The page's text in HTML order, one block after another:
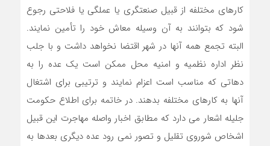
کارهای مختلفه از قبیل صنعتگری یا عملگی یا فلاحتی رجوع
شود که بتوانند به آن وسیله معاش خود را تأمین نمایند.
البته تجمع همه آنها در شهر اقتضا نخواهد داشت و با جلب
نظر اداره نظمیه و امنیه محل ممکن است یک عده را به
دهاتی که مناسب است اعزام نمایند و ترتیبی برای اشتغال
آنها به کارهای مختلفه بدهند. در خاتمه برای اطلاع حکومت
جلیله اشعار می دارد که مطابق اخبار واصله مهاجرت این قبیل
اشخاص شوروی تقلیل و تصور نمی رود عده دیگری بعدها به